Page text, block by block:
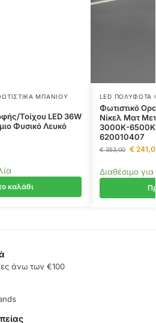
ΜΠΆΝΙΟΥ
Τοίχου LED 36W
Φυσικό Λευκό
καλάθι
LED ΠΟΛΎΦΩΤΑ
Φωτιστικό
Νίκελ Ματ
3000Κ-6500K
620010407
€353,00 €
Διαθέσιμο
άνω των €100